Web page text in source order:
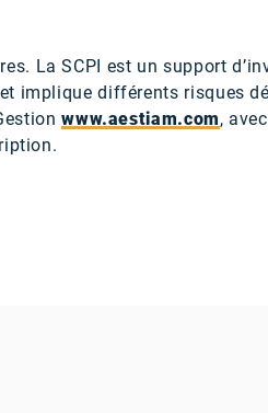
La SCPI est un support
implique différents risques
www.aestiam.com,